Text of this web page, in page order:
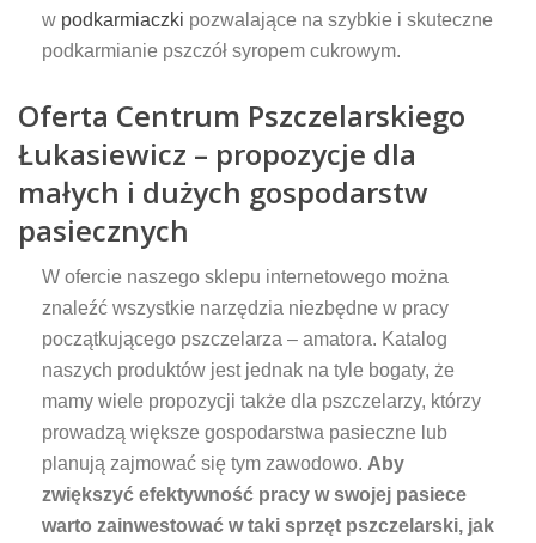
w podkarmiaczki pozwalające na szybkie i skuteczne
podkarmianie pszczół syropem cukrowym.
Oferta Centrum Pszczelarskiego
Łukasiewicz – propozycje dla
małych i dużych gospodarstw
pasiecznych
W ofercie naszego sklepu internetowego można
znaleźć wszystkie narzędzia niezbędne w pracy
początkującego pszczelarza – amatora. Katalog
naszych produktów jest jednak na tyle bogaty, że
mamy wiele propozycji także dla pszczelarzy, którzy
prowadzą większe gospodarstwa pasieczne lub
planują zajmować się tym zawodowo. Aby
zwiększyć efektywność pracy w swojej pasiece
warto zainwestować w taki sprzęt pszczelarski, jak